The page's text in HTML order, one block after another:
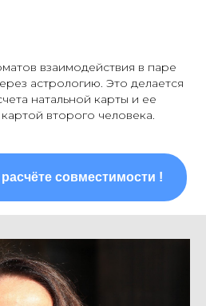
взаимодействия в паре
астрологию. Это делается
натальной карты и ее
второго человека.
совместимости !